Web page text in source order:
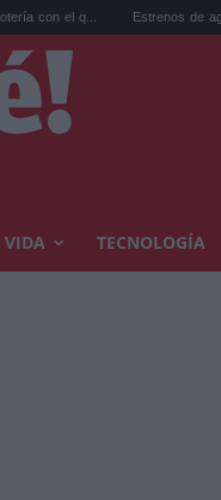
Estrenos de agosto en
VIDA TECNOLOGÍA